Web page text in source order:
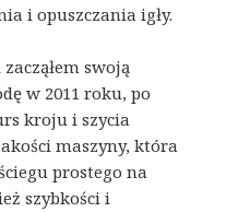
i opuszczania igły.
swoją
w 2011 roku, po
kroju i szycia
maszyny, która
prostego na
szybkości i